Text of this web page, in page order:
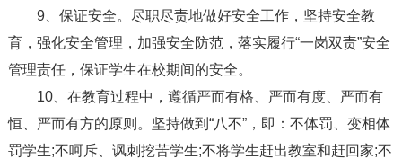
9、保证安全。尽职尽责地做好安全工作，坚持安全教
育，强化安全管理，加强安全防范，落实履行“一岗双责”安全
管理责任，保证学生在校期间的安全。
10、在教育过程中，遵循严而有格、严而有度、严而有
恒、严而有方的原则。坚持做到“八不”，即：不体罚、变相体
罚学生;不呵斥、讽刺挖苦学生;不将学生赶出教室和赶回家;不